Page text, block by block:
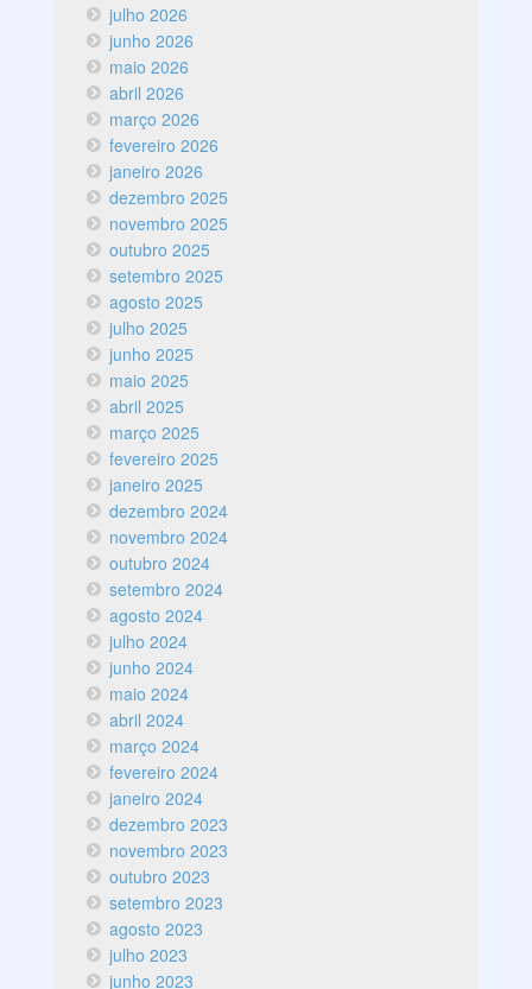
julho 2026
junho 2026
maio 2026
abril 2026
março 2026
fevereiro 2026
janeiro 2026
dezembro 2025
novembro 2025
outubro 2025
setembro 2025
agosto 2025
julho 2025
junho 2025
maio 2025
abril 2025
março 2025
fevereiro 2025
janeiro 2025
dezembro 2024
novembro 2024
outubro 2024
setembro 2024
agosto 2024
julho 2024
junho 2024
maio 2024
abril 2024
março 2024
fevereiro 2024
janeiro 2024
dezembro 2023
novembro 2023
outubro 2023
setembro 2023
agosto 2023
julho 2023
junho 2023